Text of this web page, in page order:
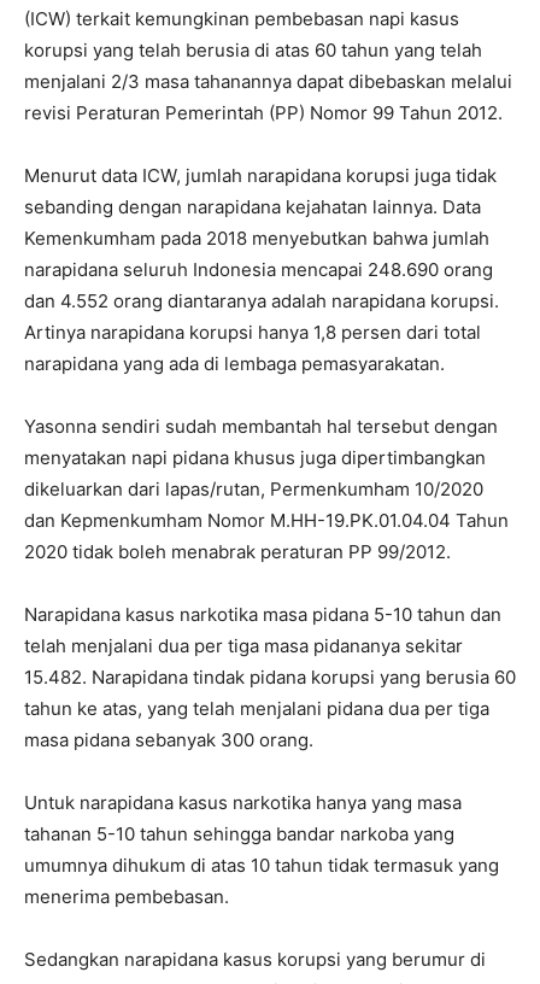
(ICW) terkait kemungkinan pembebasan napi kasus
korupsi yang telah berusia di atas 60 tahun yang telah
menjalani 2/3 masa tahanannya dapat dibebaskan melalui
revisi Peraturan Pemerintah (PP) Nomor 99 Tahun 2012.
Menurut data ICW, jumlah narapidana korupsi juga tidak
sebanding dengan narapidana kejahatan lainnya. Data
Kemenkumham pada 2018 menyebutkan bahwa jumlah
narapidana seluruh Indonesia mencapai 248.690 orang
dan 4.552 orang diantaranya adalah narapidana korupsi.
Artinya narapidana korupsi hanya 1,8 persen dari total
narapidana yang ada di lembaga pemasyarakatan.
Yasonna sendiri sudah membantah hal tersebut dengan
menyatakan napi pidana khusus juga dipertimbangkan
dikeluarkan dari lapas/rutan, Permenkumham 10/2020
dan Kepmenkumham Nomor M.HH-19.PK.01.04.04 Tahun
2020 tidak boleh menabrak peraturan PP 99/2012.
Narapidana kasus narkotika masa pidana 5-10 tahun dan
telah menjalani dua per tiga masa pidananya sekitar
15.482. Narapidana tindak pidana korupsi yang berusia 60
tahun ke atas, yang telah menjalani pidana dua per tiga
masa pidana sebanyak 300 orang.
Untuk narapidana kasus narkotika hanya yang masa
tahanan 5-10 tahun sehingga bandar narkoba yang
umumnya dihukum di atas 10 tahun tidak termasuk yang
menerima pembebasan.
Sedangkan narapidana kasus korupsi yang berumur di